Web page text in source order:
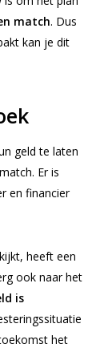
match. Dus
kan je dit
geld te laten
Er is
en financier
heeft een
ook naar het
is
het